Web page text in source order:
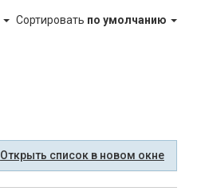
Сортировать по умолчанию
Открыть список в новом окне